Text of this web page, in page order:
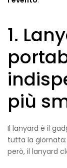
1.
più
Il lanyard è il
tutta la
però, il lanyard